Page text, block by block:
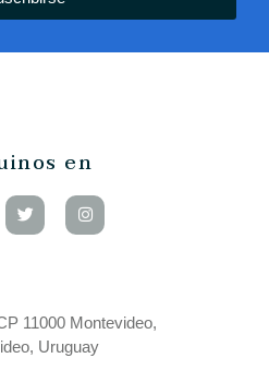
en
11000 Montevideo,
Uruguay